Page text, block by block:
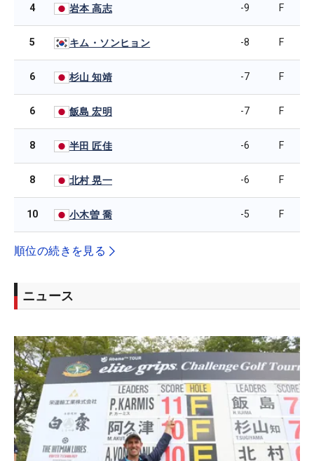
4 岩本 高志 -9 F
5 キム・ソンヒョン -8 F
6 杉山 知靖 -7 F
6 飯島 宏明 -7 F
8 半田 匠佳 -6 F
8 北村 晃一 -6 F
10 小木曽 喬 -5 F
順位の続きを見る
ニュース